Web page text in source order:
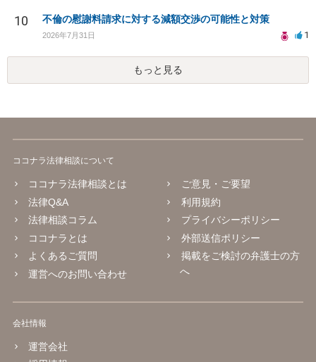
10 不倫の慰謝料請求に対する減額交渉の可能性と対策
2026年7月31日 1
もっと見る
ココナラ法律相談について
ココナラ法律相談とは
法律Q&A
法律相談コラム
ココナラとは
よくあるご質問
運営へのお問い合わせ
ご意見・ご要望
利用規約
プライバシーポリシー
外部送信ポリシー
掲載をご検討の弁護士の方
へ
会社情報
運営会社